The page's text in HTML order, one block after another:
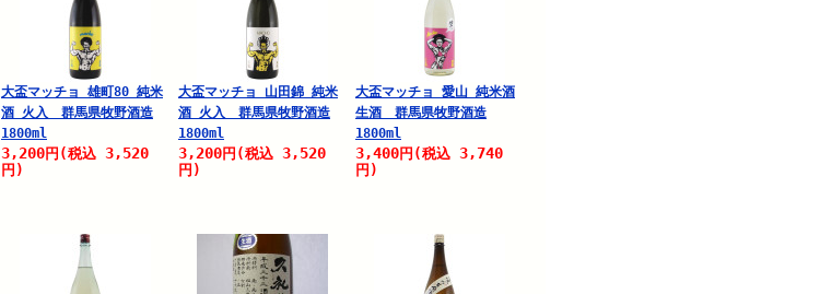
大盃マッチョ 雄町80 純米
酒 火入 群馬県牧野酒造
1800ml
3,200円 (税込 3,520
円)
大盃マッチョ 山田錦 純米
酒 火入 群馬県牧野酒造
1800ml
3,200円 (税込 3,520
円)
大盃マッチョ 愛山 純米酒
生酒 群馬県牧野酒造
1800ml
3,400円 (税込 3,740
円)